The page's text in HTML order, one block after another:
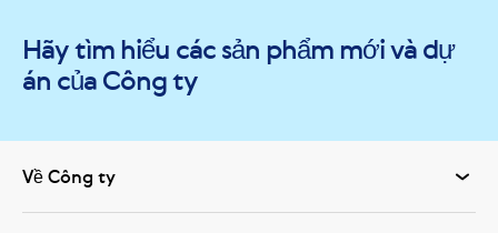
Hãy tìm hiểu các sản phẩm mới và dự
án của Công ty
Về Công ty